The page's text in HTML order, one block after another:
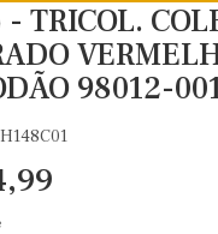
TRICOL.
98012-